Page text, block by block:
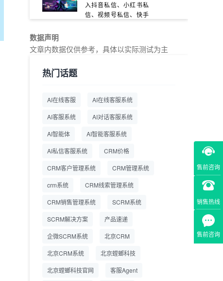
售前咨询
销售热线
售前咨询
入抖音私信、小红书私
信、视频号私信、快手
螳螂系统专为K12/职业
交：螳螂科技销售AI智能
一站式SCRM系统企微
全流程
商用SCRM系统企微工
营成本
2026.7.14
企业微信 私域用户精细
螳螂教育CRM助力教培
机构精细化运营
数据声明
文章内数据仅供参考，具体以实际测试为主
热门话题
AI在线客服 AI在线客服系统
AI客服系统 AI对话客服系统
AI智能体 AI智能客服系统
AI私信客服系统 CRM价格
CRM客户管理系统 CRM管理系统
crm系统 CRM线索管理系统
CRM销售管理系统 SCRM系统
SCRM解决方案 产品速递
企微SCRM系统 北京CRM
北京CRM系统 北京螳螂科技
北京螳螂科技官网 客服Agent